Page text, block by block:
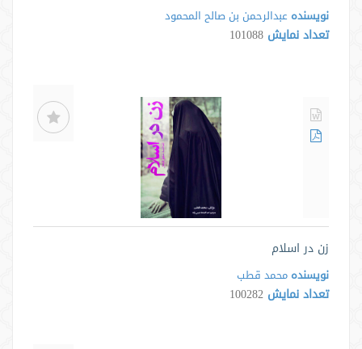
نویسنده عبدالرحمن بن صالح المحمود
تعداد نمایش 101088
زن در اسلام
نویسنده محمد قطب
تعداد نمایش 100282